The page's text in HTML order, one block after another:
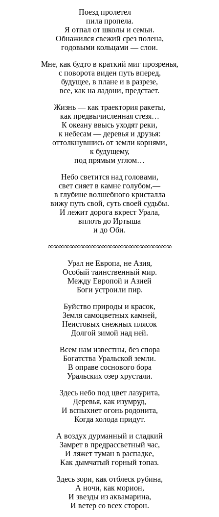
Поезд пролетел —
пила пропела.
Я отпал от школы и семьи.
Обнажился свежий срез полена,
годовыми кольцами — слои.
Мне, как будто в краткий миг прозренья,
с поворота виден путь вперед,
будущее, в плане и в разрезе,
все, как на ладони, предстает.
Жизнь — как траектория ракеты,
как предвычисленная стезя…
К океану ввысь уходят реки,
к небесам — деревья и друзья:
оттолкнувшись от земли корнями,
к будущему,
под прямым углом…
Небо светится над головами,
свет сияет в камне голубом,—
в глубине волшебного кристалла
вижу путь свой, суть своей судьбы.
И лежит дорога вкрест Урала,
вплоть до Иртыша
и до Оби.
∞∞∞∞∞∞∞∞∞∞∞∞∞∞∞∞∞∞∞∞∞∞∞
Урал не Европа, не Азия,
Особый таинственный мир.
Между Европой и Азией
Боги устроили пир.
Буйство природы и красок,
Земля самоцветных камней,
Неистовых снежных плясок
Долгой зимой над ней.
Всем нам известны, без спора
Богатства Уральской земли.
В оправе соснового бора
Уральских озер хрустали.
Здесь небо под цвет лазурита,
Деревья, как изумруд,
И вспыхнет огонь родонита,
Когда холода придут.
А воздух дурманный и сладкий
Замрет в предрассветный час,
И ляжет туман в распадке,
Как дымчатый горный топаз.
Здесь зори, как отблеск рубина,
А ночи, как морион,
И звезды из аквамарина,
И ветер со всех сторон.